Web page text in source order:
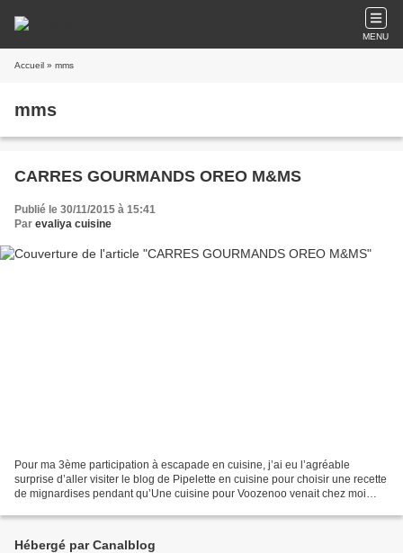
MENU
Accueil » mms
mms
CARRES GOURMANDS OREO M&MS
Publié le 30/11/2015 à 15:41
Par evaliya cuisine
Pour ma 3ème participation à escapade en cuisine, j’ai eu l’agréable
surprise d’aller visiter le blog de Pipelette en cuisine pour choisir une recette
de mignardises pendant qu’Une cuisine pour Voozenoo venait chez moi
Hébergé par Canalblog